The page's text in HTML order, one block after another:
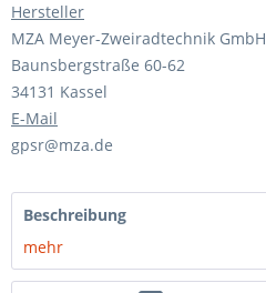
Hersteller
MZA Meyer-Zweiradtechnik GmbH
Baunsbergstraße 60-62
34131 Kassel
E-Mail
gpsr@mza.de
Beschreibung
mehr